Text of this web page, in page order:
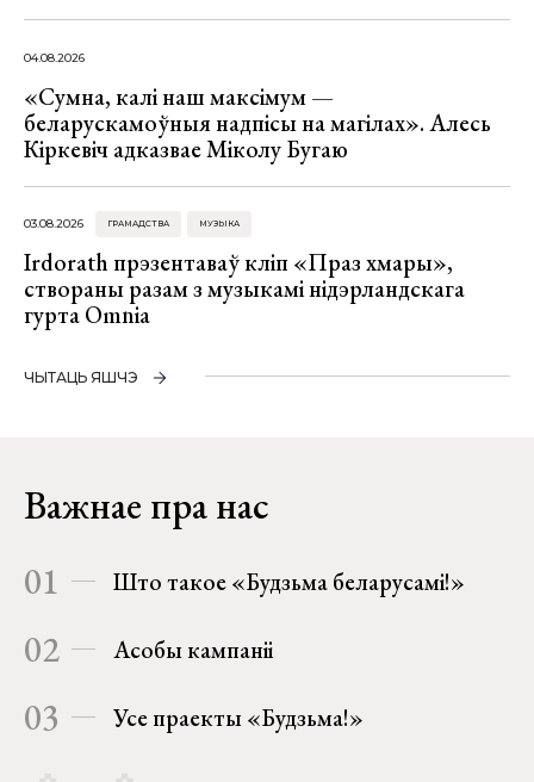
04.08.2026
«Сумна, калі наш максімум —
беларускамоўныя надпісы на магілах». Алесь
Кіркевіч адказвае Міколу Бугаю
03.08.2026 ГРАМАДСТВА МУЗЫКА
Irdorath прэзентаваў кліп «Праз хмары»,
створаны разам з музыкамі нідэрландскага
гурта Omnia
ЧЫТАЦЬ ЯШЧЭ
Важнае пра нас
01 Што такое «Будзьма беларусамі!»
02 Асобы кампаніі
03 Усе праекты «Будзьма!»